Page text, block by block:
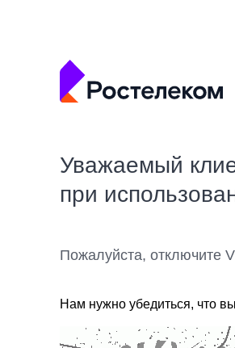
Уважаемый
при
Пожалуйста, отключите
Нам нужно убедиться, что